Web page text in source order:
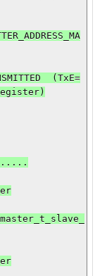
(TxE=